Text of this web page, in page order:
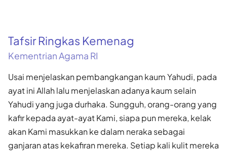
Tafsir Ringkas Kemenag
Kementrian Agama RI
Usai menjelaskan pembangkangan kaum Yahudi, pada
ayat ini Allah lalu menjelaskan adanya kaum selain
Yahudi yang juga durhaka. Sungguh, orang-orang yang
kafir kepada ayat-ayat Kami, siapa pun mereka, kelak
akan Kami masukkan ke dalam neraka sebagai
ganjaran atas kekafiran mereka. Setiap kali kulit mereka